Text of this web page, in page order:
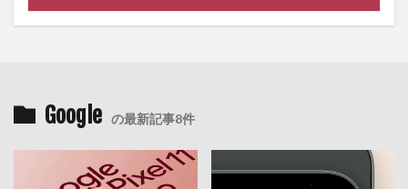
Google の最新記事8件